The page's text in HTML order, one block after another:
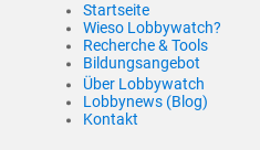
Startseite
Wieso Lobbywatch?
Recherche & Tools
Bildungsangebot
Über Lobbywatch
Lobbynews (Blog)
Kontakt